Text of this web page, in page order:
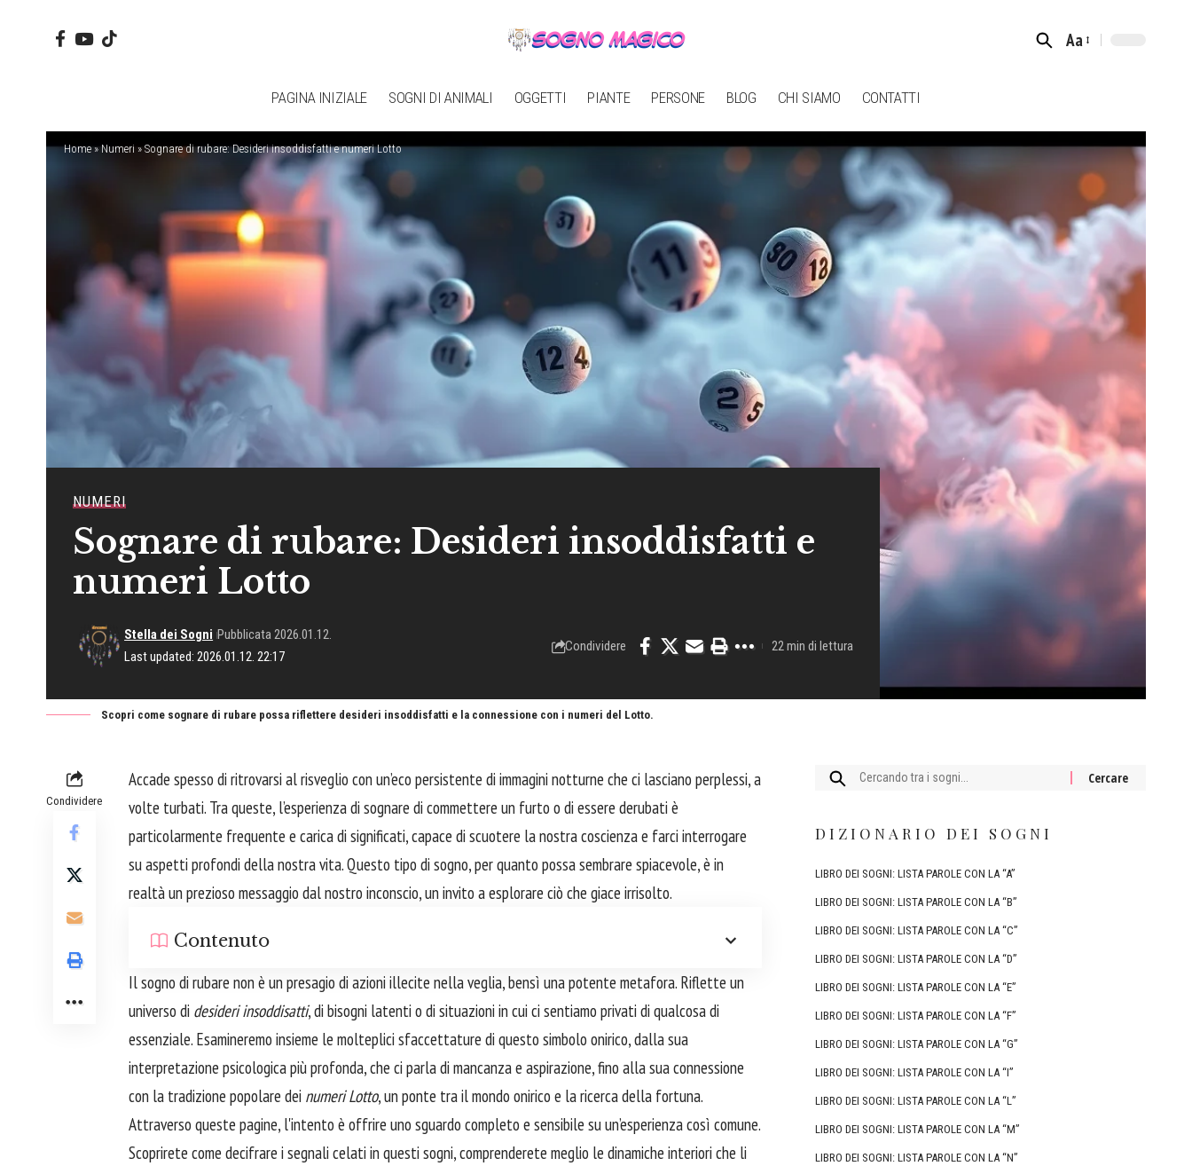
Font
Aa
PAGINA INIZIALE SOGNI DI ANIMALI OGGETTI PIANTE PERSONE BLOG CHI SIAMO CONTATTI
Home»Numeri » Sognare di rubare: Desideri insoddisfatti e numeri Lotto
NUMERI
Sognare di rubare: Desideri insoddisfatti e
numeri Lotto
Last updated: 2026.01.12. 22:17
Stella dei Sogni Pubblicata 2026.01.12.
Condividere 22 min di lettura
Scopri come sognare di rubare possa riflettere desideri insoddisfatti e la connessione con i numeri del Lotto.
Condividere
Accade spesso di ritrovarsi al risveglio con un’eco persistente di immagini notturne che ci lasciano perplessi, a
volte turbati. Tra queste, l’esperienza di sognare di commettere un furto o di essere derubati è
particolarmente frequente e carica di significati, capace di scuotere la nostra coscienza e farci interrogare
su aspetti profondi della nostra vita. Questo tipo di sogno, per quanto possa sembrare spiacevole, è in
realtà un prezioso messaggio dal nostro inconscio, un invito a esplorare ciò che giace irrisolto.
Contenuto
Il sogno di rubare non è un presagio di azioni illecite nella veglia, bensì una potente metafora. Riflette un
universo di desideri insoddisatti, di bisogni latenti o di situazioni in cui ci sentiamo privati di qualcosa di
essenziale. Esamineremo insieme le molteplici sfaccettature di questo simbolo onirico, dalla sua
interpretazione psicologica più profonda, che ci parla di mancanza e aspirazione, fino alla sua connessione
con la tradizione popolare dei numeri Lotto, un ponte tra il mondo onirico e la ricerca della fortuna.
Attraverso queste pagine, l'intento è offrire uno sguardo completo e sensibile su un’esperienza così comune.
Scoprirete come decifrare i segnali celati in questi sogni, comprenderete meglio le dinamiche interiori che li
Cercare:
DIZIONARIO DEI SOGNI
LIBRO DEI SOGNI: LISTA PAROLE CON LA “A”
LIBRO DEI SOGNI: LISTA PAROLE CON LA “B”
LIBRO DEI SOGNI: LISTA PAROLE CON LA “C”
LIBRO DEI SOGNI: LISTA PAROLE CON LA “D”
LIBRO DEI SOGNI: LISTA PAROLE CON LA “E”
LIBRO DEI SOGNI: LISTA PAROLE CON LA “F”
LIBRO DEI SOGNI: LISTA PAROLE CON LA “G”
LIBRO DEI SOGNI: LISTA PAROLE CON LA “I”
LIBRO DEI SOGNI: LISTA PAROLE CON LA “L”
LIBRO DEI SOGNI: LISTA PAROLE CON LA “M”
LIBRO DEI SOGNI: LISTA PAROLE CON LA “N”